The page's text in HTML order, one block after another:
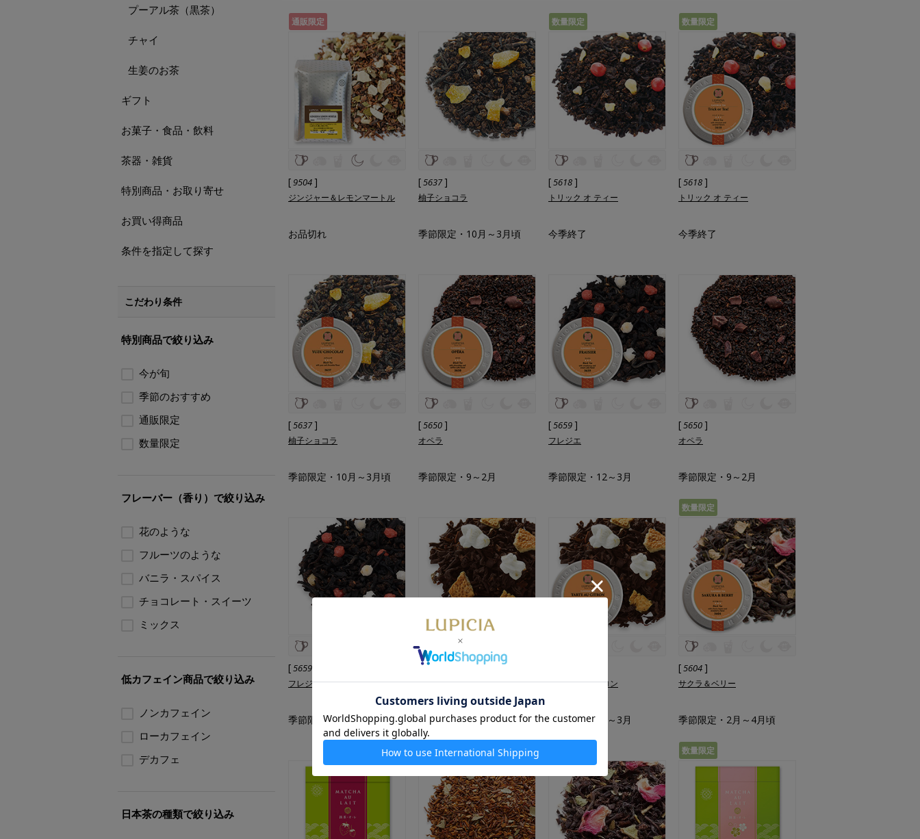
通販限定
[9504 ]
ジンジャー＆レモンマートル
お品切れ
[5637 ]
柚子ショコラ
季節限定・10月～3月頃
数量限定
[5618 ]
トリック オ ティー
今季終了
数量限定
[5618 ]
トリック オ ティー
今季終了
[5637 ]
柚子ショコラ
季節限定・10月～3月頃
[5650 ]
オペラ
季節限定・9～2月
[5659 ]
フレジエ
季節限定・12～3月
[5650 ]
オペラ
季節限定・9～2月
[5659
フレジエ
季節限定・12～3月
5667
タルト オ シトロン
季節限定・12～3月
タルト オ シトロン
季節限定・12～3月
数量限定
[5604 ]
サクラ＆ベリー
季節限定・2月～4月頃
数量限定 数量限定
プーアル茶（黒茶）
チャイ
生姜のお茶
ギフト
お菓子・食品・飲料
茶器・雑貨
特別商品・お取り寄せ
お買い得商品
条件を指定して探す
こだわり条件
特別商品で絞り込み
今が旬
季節のおすすめ
通販限定
数量限定
フレーバー（香り）で絞り込み
花のような
フルーツのような
バニラ・スパイス
チョコレート・スイーツ
ミックス
低カフェイン商品で絞り込み
ノンカフェイン
ローカフェイン
デカフェ
日本茶の種類で絞り込み